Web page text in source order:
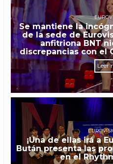
Se mantiene la
de la sede de
anfitriona BNT
discrepancias con el
Leer
¡Una de ellas irá a
Bután presenta las
en el